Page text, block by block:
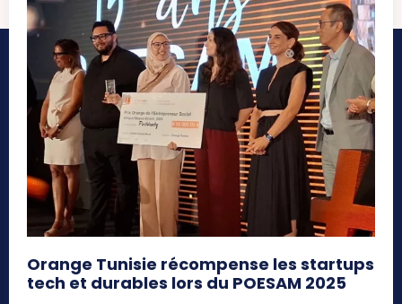
Orange Tunisie récompense les startups
tech et durables lors du POESAM 2025